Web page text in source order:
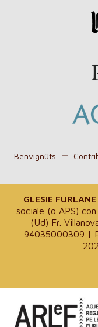
Benvignûts
GLESIE FURLANE
sociale (o APS)
(Ud) Fr.
94035000309 |